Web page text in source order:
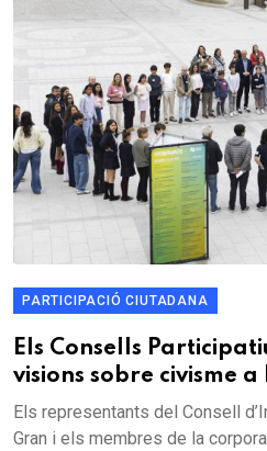
PARTICIPACIÓ CIUTADANA
Els Consells
visions sobre civisme
Els representants del Consell
Gran i els membres de la